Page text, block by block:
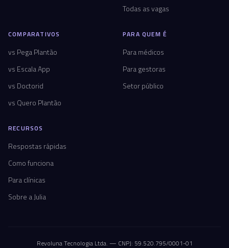
Todas as vagas
COMPARATIVOS
vs Pega Plantão
vs Escala App
vs Doctorid
vs Quero Plantão
PARA QUEM É
Para médicos
Para gestoras
Setor público
RECURSOS
Respostas rápidas
Como funciona
Para clínicas
Sobre a Julia
Revoluna Tecnologia Ltda. — CNPJ: 59.520.795/0001-01